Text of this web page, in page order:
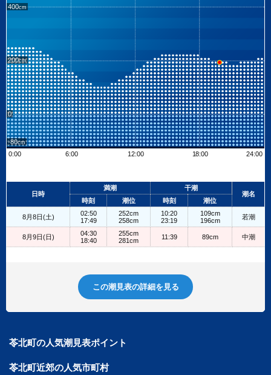
400
200
0
-80
0:00
6:00 12:00 18:00 24:00
+
日時
満潮
干潮
潮名
時刻
潮位 時刻 潮位
8月8日(土)
02:50
17:49
252cm
258cm
10:20
23:19
109cm
196cm
若潮
8月9日(日)
04:30
18:40
255cm
281cm
11:39 89cm 中潮
この潮見表の詳細を見る
苓北町の人気潮見表ポイント
苓北町近郊の人気市町村